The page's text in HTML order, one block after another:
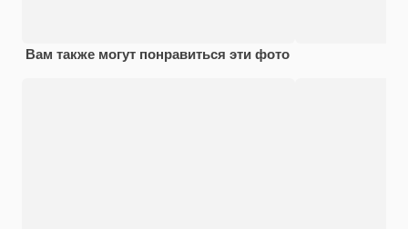
Вам также могут понравиться эти фото